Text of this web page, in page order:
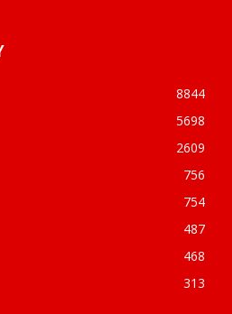
8844
5698
2609
756
754
487
468
313